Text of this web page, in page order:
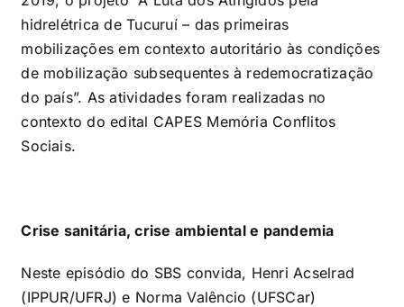
hidrelétrica de Tucuruí – das primeiras
mobilizações em contexto autoritário às condições
de mobilização subsequentes à redemocratização
do país”. As atividades foram realizadas no
contexto do edital CAPES Memória Conflitos
Sociais.
Crise sanitária, crise ambiental e pandemia
Neste episódio do SBS convida, Henri Acselrad
(IPPUR/UFRJ) e Norma Valêncio (UFSCar)